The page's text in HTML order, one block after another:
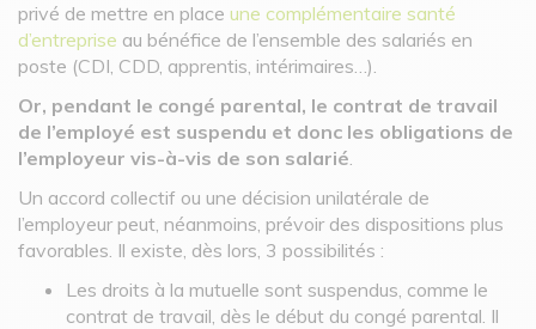
privé de mettre en place une complémentaire santé
d’entreprise au bénéfice de l’ensemble des salariés en
poste (CDI, CDD, apprentis, intérimaires…).
Or, pendant le congé parental, le contrat de travail
de l’employé est suspendu et donc les obligations de
l’employeur vis-à-vis de son salarié.
Un accord collectif ou une décision unilatérale de
l’employeur peut, néanmoins, prévoir des dispositions plus
favorables. Il existe, dès lors, 3 possibilités :
Les droits à la mutuelle sont suspendus, comme le
contrat de travail, dès le début du congé parental. Il